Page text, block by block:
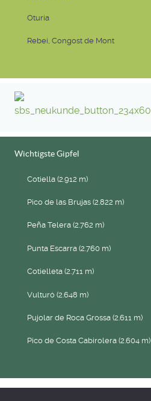
Oturia
Rebei, Congost de Mont
Wichtigste Gipfel
Cotiella (2.912 m)
Pico de las Brujas (2.822 m)
Peña Telera (2.762 m)
Punta Escarra (2.760 m)
Cotielleta (2.711 m)
Vulturó (2.648 m)
Pujolar de Roca Grossa (2.611 m)
Pico de Costa Cabirolera (2.604 m)